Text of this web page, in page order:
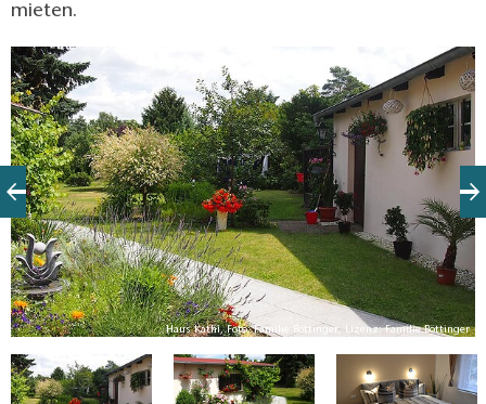
mieten.
Haus Kathi, Foto: Familie Böttinger, Lizenz: Familie Böttinger